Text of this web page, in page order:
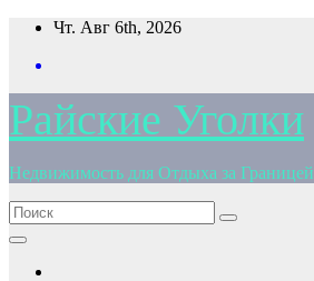
Перейти
содержимому
Чт. Авг 6th, 2026
Райские Уголки
Недвижимость для Отдыха за Границей